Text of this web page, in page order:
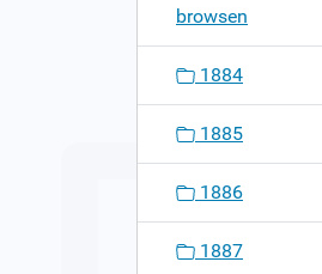
n
browsen
1884
1885
1886
1887